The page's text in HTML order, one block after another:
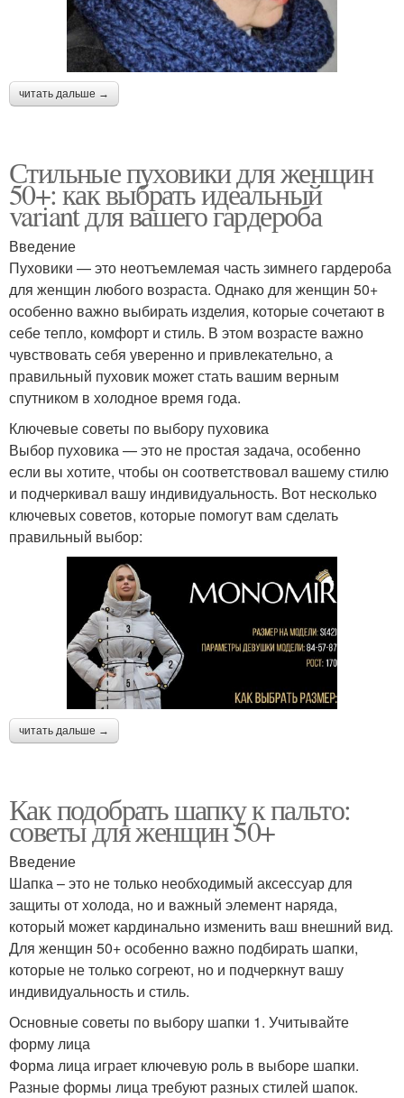
читать дальше →
Стильные пуховики для женщин
50+: как выбрать идеальный
variant для вашего гардероба
Введение
Пуховики — это неотъемлемая часть зимнего гардероба
для женщин любого возраста. Однако для женщин 50+
особенно важно выбирать изделия, которые сочетают в
себе тепло, комфорт и стиль. В этом возрасте важно
чувствовать себя уверенно и привлекательно, а
правильный пуховик может стать вашим верным
спутником в холодное время года.
Ключевые советы по выбору пуховика
Выбор пуховика — это не простая задача, особенно
если вы хотите, чтобы он соответствовал вашему стилю
и подчеркивал вашу индивидуальность. Вот несколько
ключевых советов, которые помогут вам сделать
правильный выбор:
читать дальше →
Как подобрать шапку к пальто:
советы для женщин 50+
Введение
Шапка – это не только необходимый аксессуар для
защиты от холода, но и важный элемент наряда,
который может кардинально изменить ваш внешний вид.
Для женщин 50+ особенно важно подбирать шапки,
которые не только согреют, но и подчеркнут вашу
индивидуальность и стиль.
Основные советы по выбору шапки 1. Учитывайте
форму лица
Форма лица играет ключевую роль в выборе шапки.
Разные формы лица требуют разных стилей шапок.